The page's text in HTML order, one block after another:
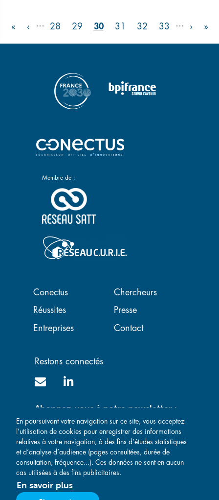
Pagination
«« ‹< … 28 29 30 31 32 33 … ›> »»
Membre de :
Navigation principale
Conectus
Réussites
Entreprises
Chercheurs
Presse
Contact
Restons connectés
Abonnez-vous à notre newsletter :
Mentions légales
Conditions Générales de Vente
En poursuivant votre navigation sur ce site, vous acceptez
l’utilisation de cookies pour enregistrer des informations
relatives à votre navigation, à des fins d’études statistiques
et d’analyse d’audience (pages consultées, durée de
consultation, fréquence...). Ces données ne sont en aucun
cas utilisées à des fins publicitaires.
En savoir plus